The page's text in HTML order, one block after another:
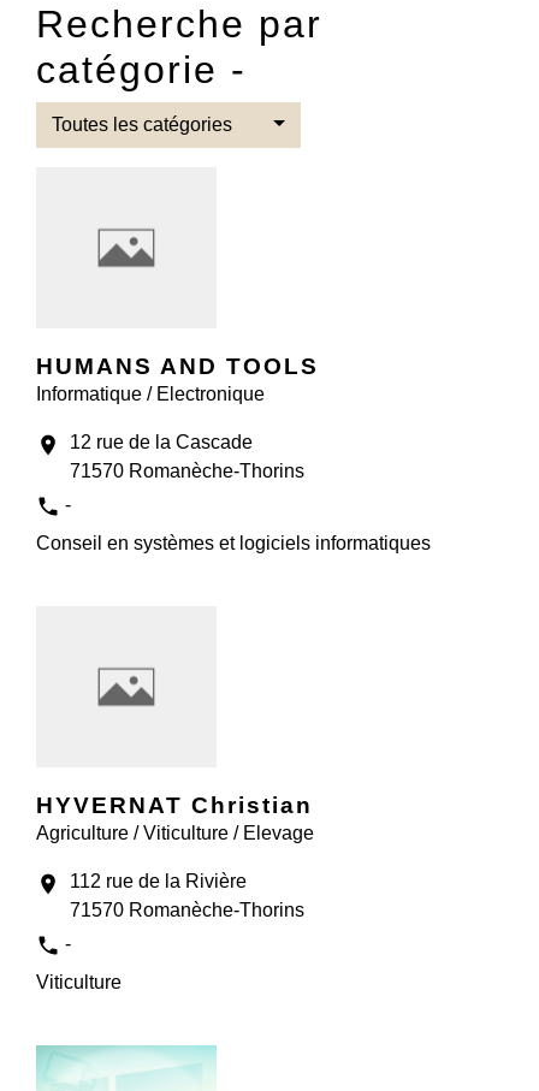
Recherche par
catégorie -
Toutes les catégories
HUMANS AND TOOLS
Informatique / Electronique
location_on
12 rue de la Cascade
71570 Romanèche-Thorins
phone -
Conseil en systèmes et logiciels informatiques
HYVERNAT Christian
Agriculture / Viticulture / Elevage
location_on
112 rue de la Rivière
71570 Romanèche-Thorins
phone -
Viticulture